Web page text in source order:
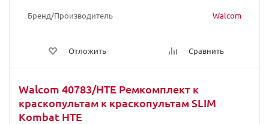
Бренд/Производитель Walcom
Отложить Сравнить
Walcom 40783/HTE Ремкомплект к
краскопультам к краскопультам SLIM
Kombat HTE